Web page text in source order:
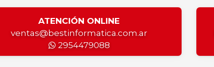
ATENCIÓN ONLINE
ventas@bestinformatica.com.ar
2954479088